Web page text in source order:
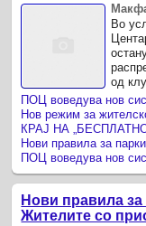
Во
од
Нови правила за
Нови правила
Жителите со